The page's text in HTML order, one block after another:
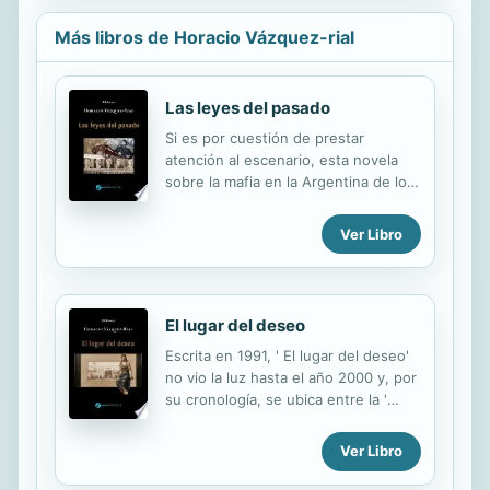
Más libros de Horacio Vázquez-rial
Las leyes del pasado
Si es por cuestión de prestar
atención al escenario, esta novela
sobre la mafia en la Argentina de los
considerada parte del "ciclo
argentino" de Horacio Vázquez-Rial.
Una novela que surge de una
investigación del autor sobre
mafia, y de allí a las ramificaciones de
este poderoso grupo criminal en la
Argentina. Un libro violento, que
transcurre en numerosos escenarios
diversos personajes relacionados
con las actividades de la mafia en la
Ver Libro
El lugar del deseo
Escrita en 1991, ' El lugar del deseo'
no vio la luz hasta el año 2000 y, por
su cronología, se ubica entre la '
Italia'. Un historia que explora las
contradicciones de Tristán Justo
Ver Libro